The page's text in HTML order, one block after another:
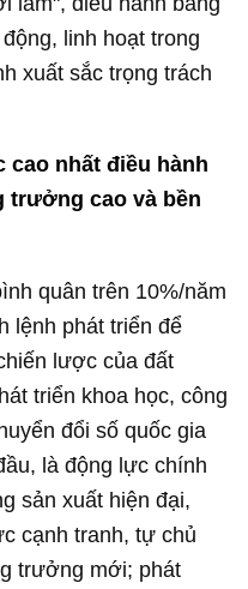
linh hoạt trong
xuất sắc trọng trách
cao nhất điều hành
trưởng cao và bền
quân trên 10%/năm
lệnh phát triển để
lược của đất
triển khoa học, công
đổi số quốc gia
là động lực chính
sản xuất hiện đại,
cạnh tranh, tự chủ
trưởng mới; phát